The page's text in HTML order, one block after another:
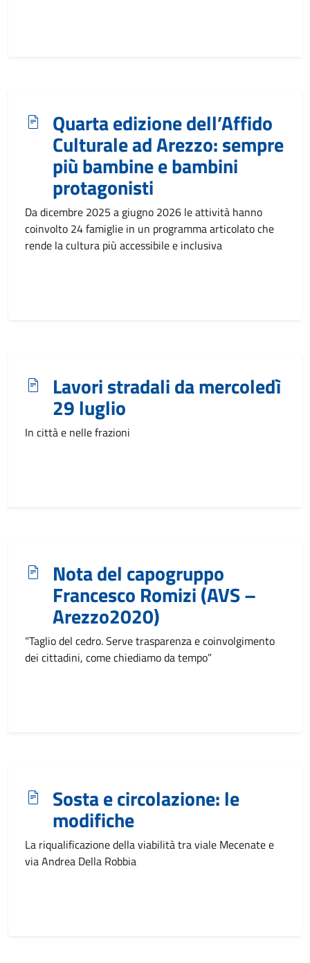
Quarta edizione dell’Affido
Culturale ad Arezzo: sempre
più bambine e bambini
protagonisti
Da dicembre 2025 a giugno 2026 le attività hanno
coinvolto 24 famiglie in un programma articolato che
rende la cultura più accessibile e inclusiva
Lavori stradali da mercoledì
29 luglio
In città e nelle frazioni
Nota del capogruppo
Francesco Romizi (AVS –
Arezzo2020)
“Taglio del cedro. Serve trasparenza e coinvolgimento
dei cittadini, come chiediamo da tempo”
Sosta e circolazione: le
modifiche
La riqualificazione della viabilità tra viale Mecenate e
via Andrea Della Robbia